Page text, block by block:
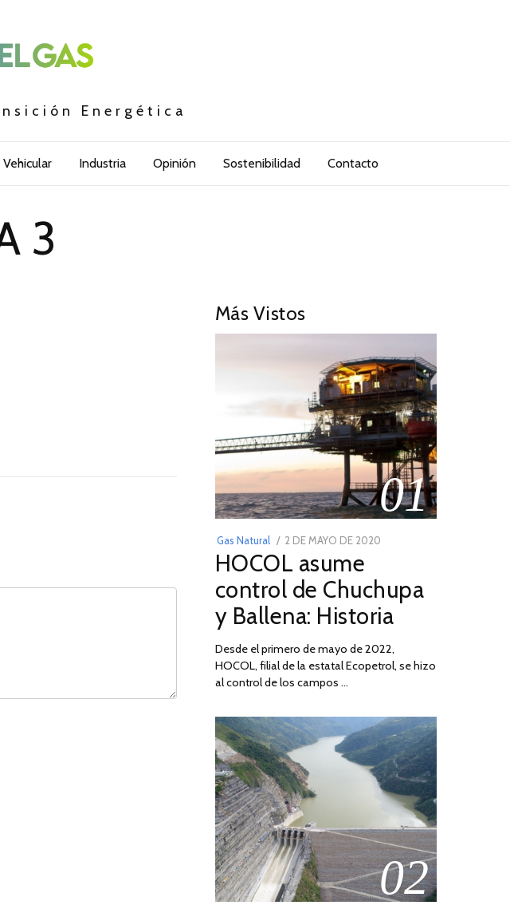
Energética
Vehicular Industria Opinión Sostenibilidad Contacto
3
Más Vistos
01
Gas Natural
POSTED
ON
2 DE MAYO DE 2020
DE
2026
HOCOL asume
control de Chuchupa
y Ballena: Historia
Desde el primero de mayo de 2022,
HOCOL, filial de la estatal Ecopetrol, se hizo
al control de los campos …
02